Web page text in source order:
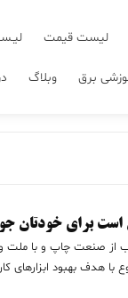
لیست قیمت
برق وبلاگ
است برای خودتان
صنعت چاپ و با ملت
با هدف بهبود ابزارهای